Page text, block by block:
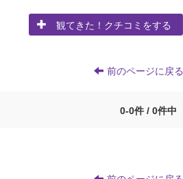
観てきた！クチコミをする
前のページに戻る
0-0件 / 0件中